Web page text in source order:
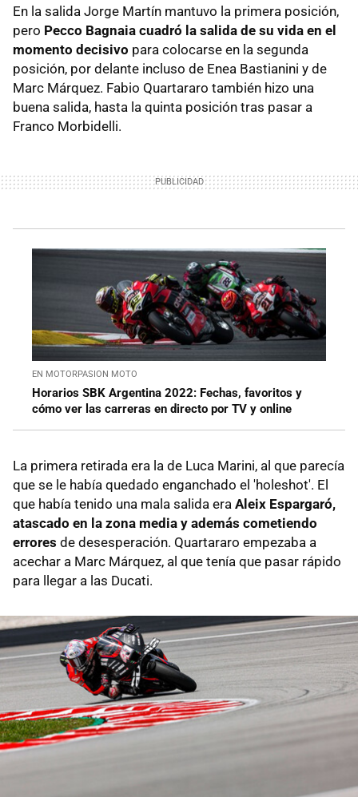
En la salida Jorge Martín mantuvo la primera posición,
pero Pecco Bagnaia cuadró la salida de su vida en el
momento decisivo para colocarse en la segunda
posición, por delante incluso de Enea Bastianini y de
Marc Márquez. Fabio Quartararo también hizo una
buena salida, hasta la quinta posición tras pasar a
Franco Morbidelli.
EN MOTORPASION MOTO
Horarios SBK Argentina 2022: Fechas, favoritos y
cómo ver las carreras en directo por TV y online
La primera retirada era la de Luca Marini, al que parecía
que se le había quedado enganchado el 'holeshot'. El
que había tenido una mala salida era Aleix Espargaró,
atascado en la zona media y además cometiendo
errores de desesperación. Quartararo empezaba a
acechar a Marc Márquez, al que tenía que pasar rápido
para llegar a las Ducati.